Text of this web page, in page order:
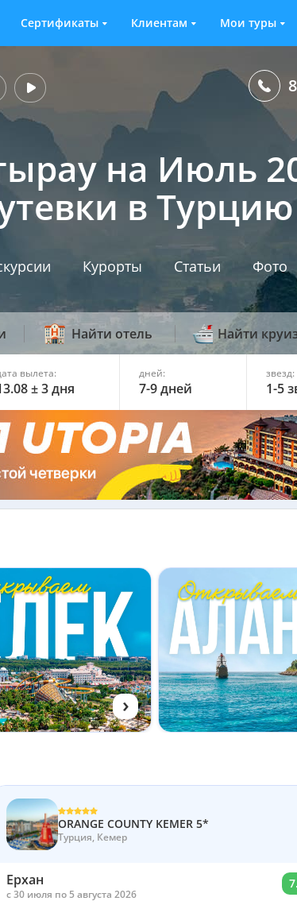
Сертификаты Клиентам Мои туры
на Июль
в
Курорты Статьи Фото
Найти отель Найти
вылета:
± 3 дня
дней:
7-9 дней
звезд:
1-5
›
ORANGE COUNTY KEMER 5*
Турция, Кемер
Ерхан
c 30 июля по 5 августа 2026